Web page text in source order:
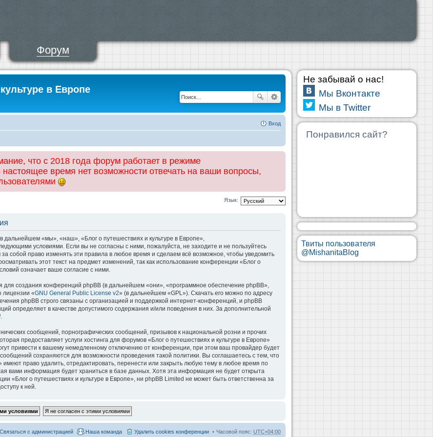
Форум
в Европе
Вход
что с 2018 года форум работает в режиме
время нет возможности отвечать на ваши вопросы,
Язык:
дальнейшем «мы», «наш», «Блог о путешествиях и культуре в Европе»,
условиями. Если вы не согласны с ними, пожалуйста, не заходите и не пользуйтесь
собой право изменять эти правила в любое время и сделаем всё возможное, чтобы уведомить
этот текст на предмет изменений, так как использование конференции «Блог о
означает ваше согласие с ними.
создания конференций phpBB (в дальнейшем «они», «программное обеспечение phpBB»,
лицензии «GNU General Public License v2» (в дальнейшем «GPL»). Скачать его можно по адресу
phpBB строго связаны с организацией и поддержкой интернет-конференций, и phpBB
определяет в качестве допустимого содержания и/или поведения в них. За дополнительной
.
сообщений, порнографических сообщений, призывов к национальной розни и прочих
предоставляет услуги хостинга для форумов «Блог о путешествиях и культуре в Европе»
привести к вашему немедленному отключению от конференции, при этом ваш провайдер будет
сохраняются для возможности проведения такой политики. Вы соглашаетесь с тем, что
право удалить, отредактировать, перенести или закрыть любую тему в любое время по
вами информация будет храниться в базе данных. Хотя эта информация не будет открыта
«Блог о путешествиях и культуре в Европе», ни phpBB Limited не может быть ответственна за
к ней.
Часовой пояс: UTC+04:00
Удалить cookies конференции
Наша команда
Связаться с администрацией
Не забывай о нас!
Мы Вконтакте
Мы в Twitter
Понравился сайт?
Твиты пользователя
@MishanitaBlog